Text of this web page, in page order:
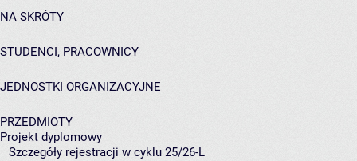
NA SKRÓTY
STUDENCI, PRACOWNICY
JEDNOSTKI ORGANIZACYJNE
PRZEDMIOTY
Projekt dyplomowy
Szczegóły rejestracji w cyklu 25/26-L